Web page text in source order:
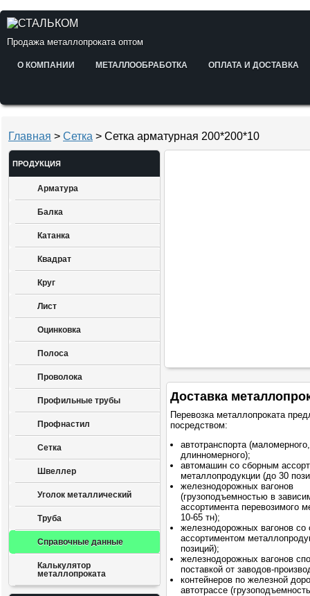
Продажа металлопроката оптом
О КОМПАНИИ МЕТАЛЛООБРАБОТКА ОПЛАТА И ДОСТАВКА
Главная > Сетка > Сетка арматурная 200*200*10
ПРОДУКЦИЯ
Арматура
Балка
Катанка
Квадрат
Круг
Лист
Оцинковка
Полоса
Проволока
Профильные трубы
Профнастил
Сетка
Швеллер
Уголок металлический
Труба
Справочные данные
Калькулятор
металлопроката
Доставка
Перевозка металлопроката
посредством:
автотранспорта (маломерного,
длинномерного);
автомашин со сборным
металлопродукции (до 30
железнодорожных вагонов
(грузоподъемностью в
ассортимента перевозимого
10-65 тн);
железнодорожных вагонов со
ассортиментом
позиций);
железнодорожных вагонов
поставкой от заводов-
контейнеров по железной
автотрассе